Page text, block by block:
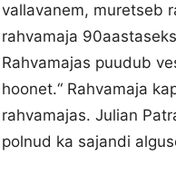
vallavanem, muretseb
rahvamaja
Rahvamajas puudub
hoonet.“ Rahvamaja
rahvamajas. Julian
polnud ka sajandi